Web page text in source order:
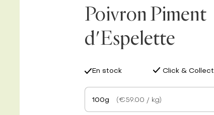
Poivron Piment
d'Espelette
En stock Click & Collect
100g (€59.00 / kg)